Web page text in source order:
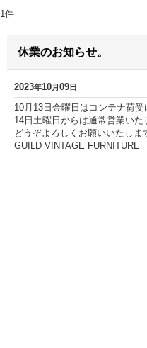
1件
休業のお知らせ。
2023年10月09日
10月13日金曜日はコンテナ荷
14日土曜日からは通常営業いた
どうぞよろしくお願いいたしま
GUILD VINTAGE